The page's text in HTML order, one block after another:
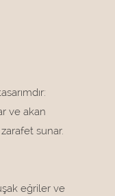
ve akan
sunar.
eğriler ve